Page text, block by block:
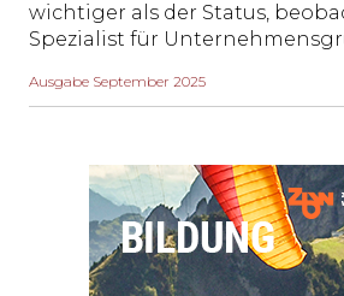
wichtiger als der Status,
Spezialist für
Ausgabe September 2025